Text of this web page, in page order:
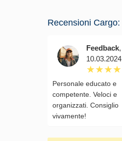
Recensioni Cargo:
Feedback,
10.03.2024
Personale educato e
competente. Veloci e
organizzati. Consiglio
vivamente!